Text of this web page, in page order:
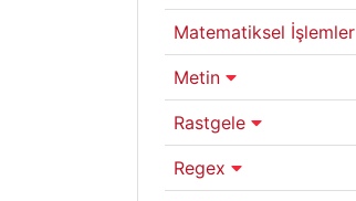
Matematiksel İşlemler
Metin
Rastgele
Regex